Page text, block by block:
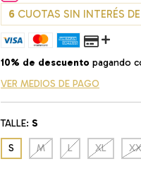
6 CUOTAS SIN INTERÉS DE
10% de descuento pagando
VER MEDIOS DE PAGO
TALLE: S
S M L XL